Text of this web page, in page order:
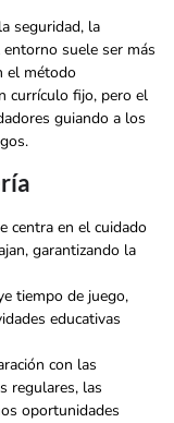
seguridad, la
suele ser más
el método
currículo fijo, pero el
guiando a los
centra en el cuidado
garantizando la
tiempo de juego,
educativas
con las
regulares, las
oportunidades